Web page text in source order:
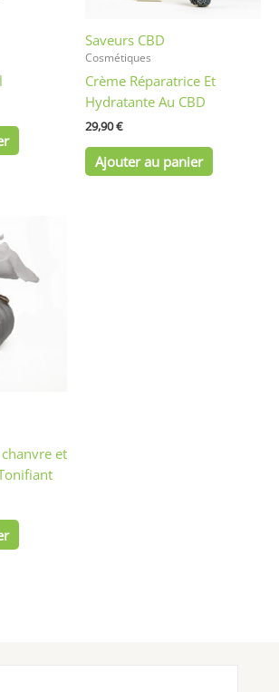
Saveurs CBD
Cosmétiques
Crème Réparatrice Et
Hydratante Au CBD
29,90€
Ajouter au panier
et